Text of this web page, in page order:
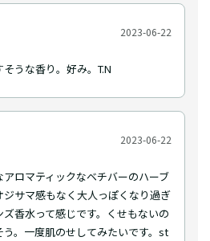
2023-06-22
うな香り。好み。T.N
2023-06-22
ロマティックなベチバーのハーブ
サマ感もなく大人っぽくなり過ぎ
香水って感じです。くせもないの
。一度肌のせしてみたいです。st